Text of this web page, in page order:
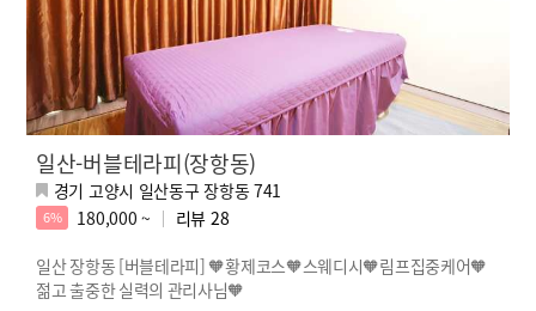
일산-버블테라피(장항동)
경기 고양시 일산동구 장항동 741
6% 180,000 ~ 리뷰 28
일산 장항동 [버블테라피] 🧡황제코스🧡스웨디시🧡림프집중케어🧡
젊고 출중한 실력의 관리사님🧡